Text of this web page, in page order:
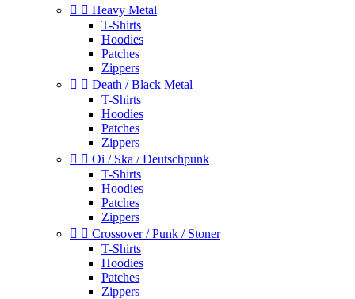
  Heavy Metal
T-Shirts
Hoodies
Patches
Zippers
  Death / Black Metal
T-Shirts
Hoodies
Patches
Zippers
  Oi / Ska / Deutschpunk
T-Shirts
Hoodies
Patches
Zippers
  Crossover / Punk / Stoner
T-Shirts
Hoodies
Patches
Zippers